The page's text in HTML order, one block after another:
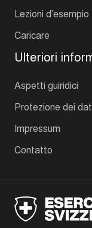
Lezioni d’esempio
Caricare
Ulteriori
Aspetti guiridici
Protezione dei
Impressum
Contatto